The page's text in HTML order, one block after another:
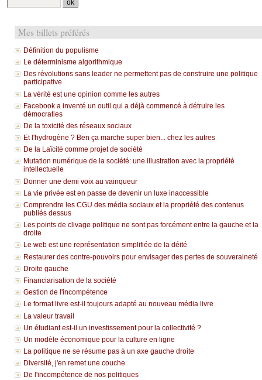
Mes billets préférés
Définition du populisme
Le déterminisme algorithmique
Des révolutions sans leader ne permettent pas de construire une politique
participative
La vérité est une opinion comme les autres
Facebook a inventé un outil qui a déjà commencé à détruire les
démocraties
De la toxicité des réseaux sociaux
Et l'hydrogène ? Ben ça marche super bien... chez les autres
De la Laïcité comme projet de société
Mutation numérique de la société: une illustration avec la propriété
intellectuelle
Donner une demi voix au vainqueur
La vie privée est en passe de devenir un luxe inaccessible
Comprendre les CGU des média sociaux et la propriété des contenus
publiés dessus
Les points de clivage politique ne sont pas forcément entre la gauche et la
droite
Le web est une représentation simplifiée de la déité
Restaurer des contre-pouvoirs pour envisager des pertes de souveraineté
Droite gauche
Financiarisation de la société
Gestion de l'incompétence
Le format livre est-il toujours adapté au nouveau média livre
La valeur travail
Un étudiant est-il un investissement pour la collectivité ?
Un modèle économique pour la culture en ligne
La politique ne se résume pas à un axe gauche droite
Diversité, j'en remet une couche
De l'incompétence de nos politiques